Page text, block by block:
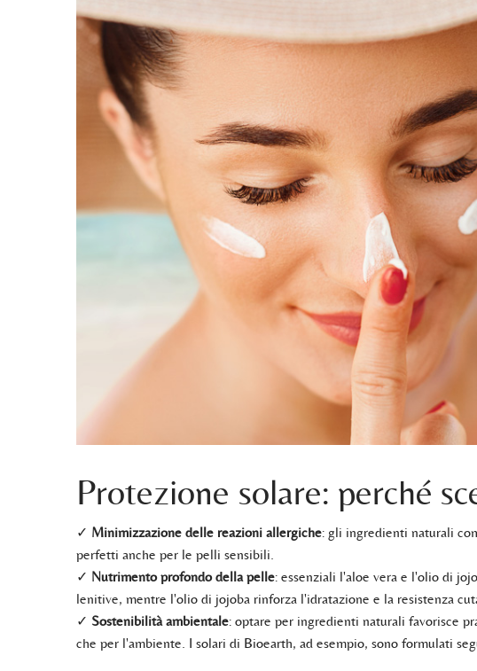
Protezione solare: perché
✓ Minimizzazione delle reazioni allergiche: gli ingredienti naturali
perfetti anche per le pelli sensibili.
✓ Nutrimento profondo della pelle: essenziali l'aloe vera e l'olio di
lenitive, mentre l'olio di jojoba rinforza l'idratazione e la resistenza
✓ Sostenibilità ambientale: optare per ingredienti naturali favorisce
che per l'ambiente. I solari di Bioearth, ad esempio, sono formulati